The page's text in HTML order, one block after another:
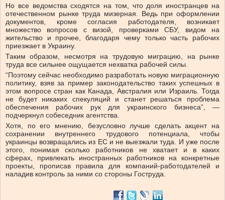
Но все ведомства сходятся на том, что доля иностранцев на
отечественном рынке труда мизерная. Ведь при оформлении
документов, кроме согласия работодателя, возникает
множество вопросов с визой, проверками СБУ, видом на
жительство и прочее, благодаря чему только часть рабочих
приезжает в Украину.
Таким образом, несмотря на трудовую миграцию, на рынке
труда все сильнее ощущается нехватка рабочей силы.
“Поэтому сейчас необходимо разработать новую миграционную
политику, взяв за пример законодательство таких успешных в
этом вопросе стран как Канада, Австралия или Израиль. Тогда
не будет никаких спекуляций и станет решаться проблема
обеспечения рабочих рук для украинского бизнеса”, —
подчеркнул собеседник агентства.
Хотя, по его мнению, безусловно лучше сделать акцент на
сохранении внутреннего трудового потенциала, чтобы
украинцы возвращались из ЕС и не выезжали туда. И уже после
этого, понимая сколько работников не хватает и в каких
сферах, привлекать иностранных работников на конкретные
проекты, прописав правила для компаний-работодателей и
наладив контроль за ними со стороны Гоструда.